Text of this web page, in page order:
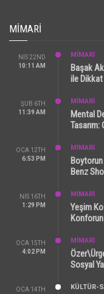
MIMARI
NIS 22ND
10:11 AM
MİMARİ
Başak
ile Dikkat
ŞUB 6TH
11:39 AM
MİMARİ
Mental
Tasarım:
OCA 12TH
6:53 PM
MİMARİ
Boytorun
Benz
NIS 16TH
1:29 PM
MİMARİ
Yeşim
OCA 15TH
4:02 PM
MİMARİ
Sosyal
OCA 14TH
KÜLTÜR-